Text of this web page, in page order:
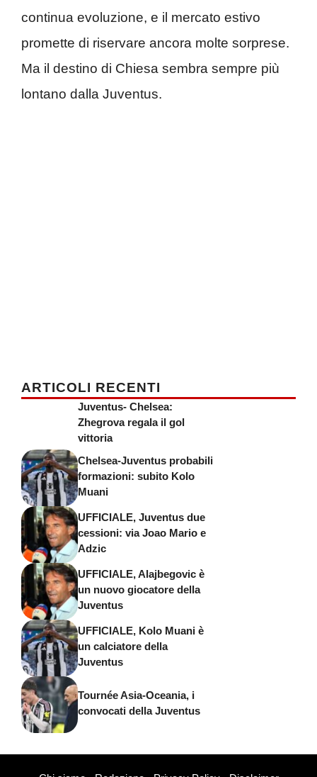
continua evoluzione, e il mercato estivo
promette di riservare ancora molte sorprese.
Ma il destino di Chiesa sembra sempre più
lontano dalla Juventus.
ARTICOLI RECENTI
Juventus- Chelsea:
Zhegrova regala il gol
vittoria
Chelsea-Juventus probabili
formazioni: subito Kolo
Muani
UFFICIALE, Juventus due
cessioni: via Joao Mario e
Adzic
UFFICIALE, Alajbegovic è
un nuovo giocatore della
Juventus
UFFICIALE, Kolo Muani è
un calciatore della
Juventus
Tournée Asia-Oceania, i
convocati della Juventus